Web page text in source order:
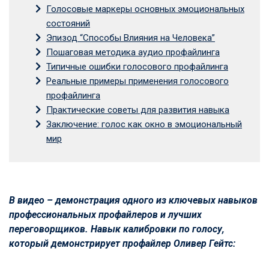
Голосовые маркеры основных эмоциональных
состояний
Эпизод “Способы Влияния на Человека”
Пошаговая методика аудио профайлинга
Типичные ошибки голосового профайлинга
Реальные примеры применения голосового
профайлинга
Практические советы для развития навыка
Заключение: голос как окно в эмоциональный
мир
В видео – демонстрация одного из ключевых навыков
профессиональных профайлеров и лучших
переговорщиков. Навык калибровки по голосу,
который демонстрирует профайлер Оливер Гейтс: